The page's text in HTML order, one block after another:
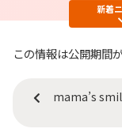
新着
この情報は公開期間
mama’s